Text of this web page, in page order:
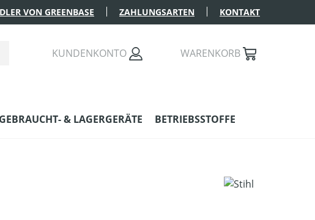
VON GREENBASE ZAHLUNGSARTEN KONTAKT
KUNDENKONTO WARENKORB
GEBRAUCHT- & LAGERGERÄTE BETRIEBSSTOFFE